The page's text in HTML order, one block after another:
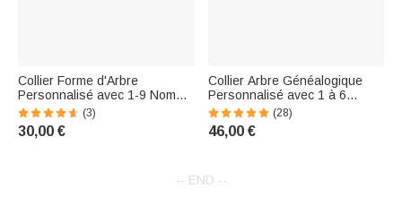
Collier Forme d'Arbre
Personnalisé avec 1-9 Noms
Cadeau Anniversaire pour
Famille Femme
(3)
30,00 €
Collier Arbre Généalogique
Personnalisé avec 1 à 6
Prénoms Cadeau de Fête des
Mères pour Maman Famille |
Callie
(28)
46,00 €
-- END --